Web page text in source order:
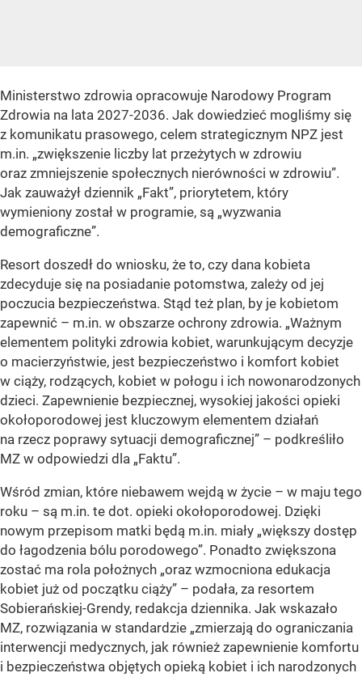
Ministerstwo zdrowia opracowuje Narodowy Program
Zdrowia na lata 2027-2036. Jak dowiedzieć mogliśmy się
z komunikatu prasowego, celem strategicznym NPZ jest
m.in. „zwiększenie liczby lat przeżytych w zdrowiu
oraz zmniejszenie społecznych nierówności w zdrowiu”.
Jak zauważył dziennik „Fakt”, priorytetem, który
wymieniony został w programie, są „wyzwania
demograficzne”.
Resort doszedł do wniosku, że to, czy dana kobieta
zdecyduje się na posiadanie potomstwa, zależy od jej
poczucia bezpieczeństwa. Stąd też plan, by je kobietom
zapewnić – m.in. w obszarze ochrony zdrowia. „Ważnym
elementem polityki zdrowia kobiet, warunkującym decyzje
o macierzyństwie, jest bezpieczeństwo i komfort kobiet
w ciąży, rodzących, kobiet w połogu i ich nowonarodzonych
dzieci. Zapewnienie bezpiecznej, wysokiej jakości opieki
okołoporodowej jest kluczowym elementem działań
na rzecz poprawy sytuacji demograficznej” – podkreśliło
MZ w odpowiedzi dla „Faktu”.
Wśród zmian, które niebawem wejdą w życie – w maju tego
roku – są m.in. te dot. opieki okołoporodowej. Dzięki
nowym przepisom matki będą m.in. miały „większy dostęp
do łagodzenia bólu porodowego”. Ponadto zwiększona
zostać ma rola położnych „oraz wzmocniona edukacja
kobiet już od początku ciąży” – podała, za resortem
Sobierańskiej-Grendy, redakcja dziennika. Jak wskazało
MZ, rozwiązania w standardzie „zmierzają do ograniczania
interwencji medycznych, jak również zapewnienie komfortu
i bezpieczeństwa objętych opieką kobiet i ich narodzonych